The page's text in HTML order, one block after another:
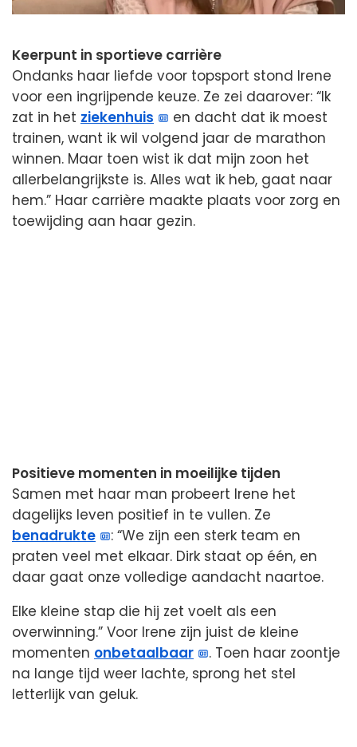
Keerpunt in sportieve carrière
Ondanks haar liefde voor topsport stond Irene
voor een ingrijpende keuze. Ze zei daarover: “Ik
zat in het ziekenhuis
en dacht dat ik moest
trainen, want ik wil volgend jaar de marathon
winnen. Maar toen wist ik dat mijn zoon het
allerbelangrijkste is. Alles wat ik heb, gaat naar
hem.” Haar carrière maakte plaats voor zorg en
toewijding aan haar gezin.
Positieve momenten in moeilijke tijden
Samen met haar man probeert Irene het
dagelijks leven positief in te vullen. Ze
benadrukte
: “We zijn een sterk team en
praten veel met elkaar. Dirk staat op één, en
daar gaat onze volledige aandacht naartoe.
Elke kleine stap die hij zet voelt als een
overwinning.” Voor Irene zijn juist de kleine
momenten onbetaalbaar
. Toen haar zoontje
na lange tijd weer lachte, sprong het stel
letterlijk van geluk.